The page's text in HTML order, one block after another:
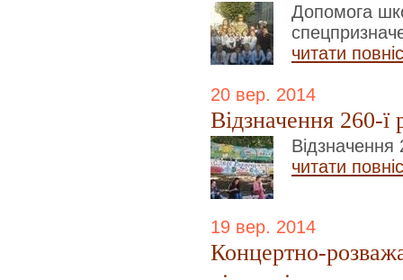
Допомога
читати
20 вер. 2014
Відзначення 260-ї
Відзначення
читати
19 вер. 2014
Концертно-